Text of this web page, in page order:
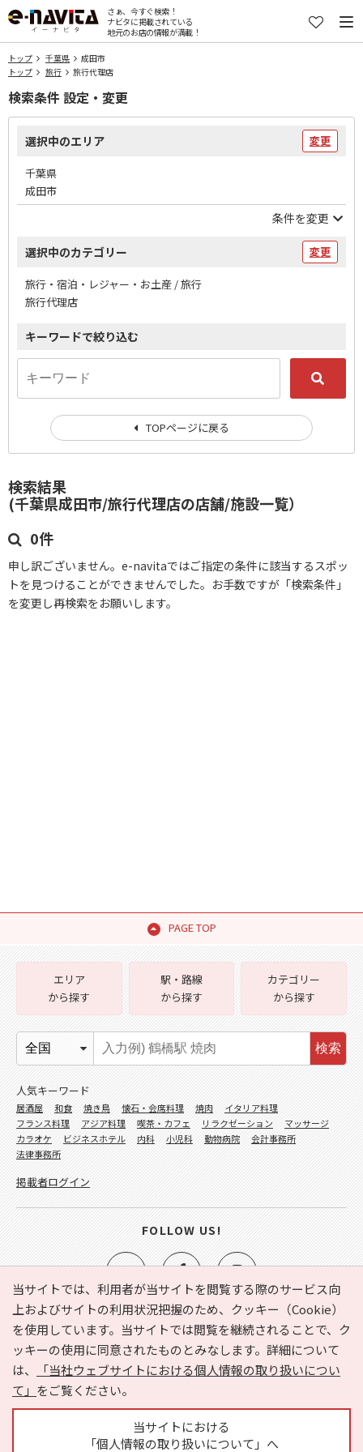
さぁ、今すぐ検索！
ナビタに掲載されている
地元のお店の情報が満載！
トップ 千葉県
成田市
トップ
旅行 旅行代理店
検索結果
(千葉県成田市/旅行代理店の店舗/施設一覧）
0件
申し訳ございません。e-navitaではご指定の条件に該当するスポッ
トを見つけることができませんでした。お手数ですが「検索条件」
を変更し再検索をお願いします。
検索条件 設定・変更
選択中のエリア 変更
千葉県
成田市
条件を変更
選択中のカテゴリー 変更
旅行・宿泊・レジャー・お土産 / 旅行
旅行代理店
キーワードで絞り込む
TOPページに戻る
PAGE TOP
当サイトでは、利用者が当サイトを閲覧する際のサービス向
上およびサイトの利用状況把握のため、クッキー（Cookie）
を使用しています。当サイトでは閲覧を継続されることで、ク
ッキーの使用に同意されたものとみなします。詳細について
は、
「当社ウェブサイトにおける個人情報の取り扱いについ
て」 をご覧ください。
当サイトにおける
「個人情報の取り扱いについて」へ
e-NAVITA（イーナビタ）とは？ お気に入り
ヘルプ
利用規約
個人情報の取り扱いについて
運営会社
サイトマップ
広告掲載に関するお問い合わせ
エリア
から探す
駅・路線
から探す
カテゴリー
から探す
検索
人気キーワード
居酒屋 和食 焼き鳥 懐石・会席料理 焼肉
イタリア料理
フランス料理
アジア料理 喫茶・カフェ リラクゼーション
マッサージ
カラオケ
ビジネスホテル 内科 小児科 動物病院
会計事務所
法律事務所
掲載者ログイン
FOLLOW US!